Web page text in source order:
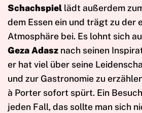
Schachspiel lädt außerdem
dem Essen ein und trägt zu der
Atmosphäre bei. Es lohnt sich
Geza Adasz nach seinen
er hat viel über seine
und zur Gastronomie zu
à Porter sofort spürt. Ein
jeden Fall, das sollte man sich